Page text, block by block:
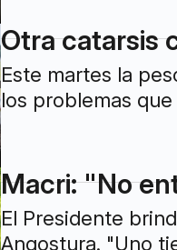
Otra catarsis
Este martes la
los problemas
Macri: "No
El Presidente
Angostura. "Uno